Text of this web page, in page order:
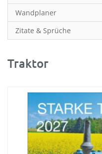
Manga & Animé
Neutrale Kalender
Partner- & Wandplaner
Planung & Organisation
Rätsel
Reise
Sport
Sprachkalender
Wandplaner
Zitate & Sprüche
Traktor